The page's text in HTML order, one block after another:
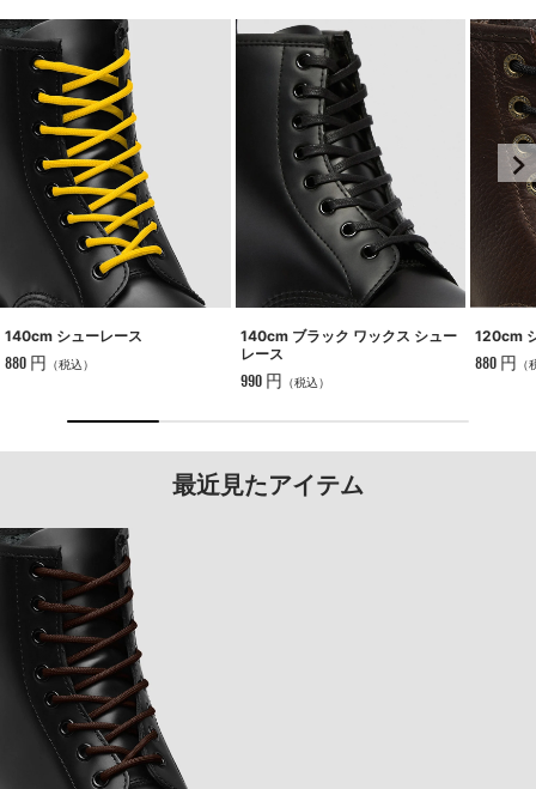
140cm シューレース
880 円 （税込）
140cm ブラック ワックス シュー
レース
990 円 （税込）
120cm
880 円
最近見たアイテム